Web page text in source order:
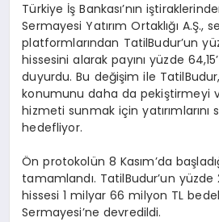
Türkiye İş Bankası’nın
Sermayesi Yatırım Ortaklığı A.Ş.,
platformlarından TatilBudur’un
hissesini alarak payını yüzde
duyurdu. Bu değişim ile
konumunu daha da pekiştirmeyi
hizmeti sunmak için yatırımlarını
hedefliyor.
Ön protokolün 8 Kasım’da
tamamlandı. TatilBudur’un yüzde
hissesi 1 milyar 66 milyon TL
Sermayesi’ne devredildi.